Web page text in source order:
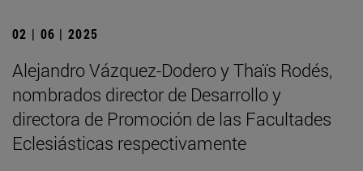
02 | 06 | 2025
Alejandro Vázquez-Dodero y Thaïs Rodés,
nombrados director de Desarrollo y
directora de Promoción de las Facultades
Eclesiásticas respectivamente